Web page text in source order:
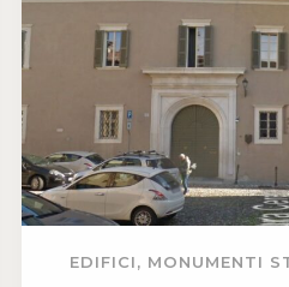
EDIFICI, MONUMENTI